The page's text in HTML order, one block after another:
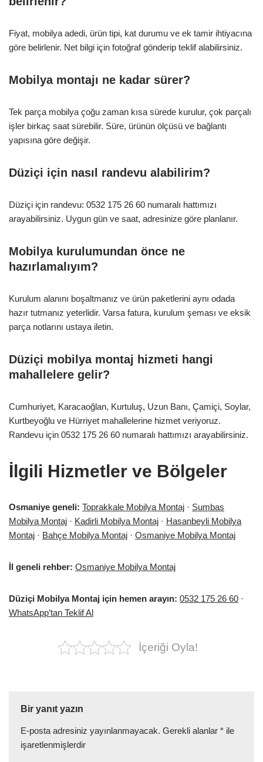
Fiyat, mobilya adedi, ürün tipi, kat durumu ve ek tamir ihtiyacına
göre belirlenir. Net bilgi için fotoğraf gönderip teklif alabilirsiniz.
Mobilya montajı ne kadar sürer?
Tek parça mobilya çoğu zaman kısa sürede kurulur, çok parçalı
işler birkaç saat sürebilir. Süre, ürünün ölçüsü ve bağlantı
yapısına göre değişir.
Düziçi için nasıl randevu alabilirim?
Düziçi için randevu: 0532 175 26 60 numaralı hattımızı
arayabilirsiniz. Uygun gün ve saat, adresinize göre planlanır.
Mobilya kurulumundan önce ne
hazırlamalıyım?
Kurulum alanını boşaltmanız ve ürün paketlerini aynı odada
hazır tutmanız yeterlidir. Varsa fatura, kurulum şeması ve eksik
parça notlarını ustaya iletin.
Düziçi mobilya montaj hizmeti hangi
mahallelere gelir?
Cumhuriyet, Karacaoğlan, Kurtuluş, Uzun Banı, Çamiçi, Soylar,
Kurtbeyoğlu ve Hürriyet mahallelerine hizmet veriyoruz.
Randevu için 0532 175 26 60 numaralı hattımızı arayabilirsiniz.
İlgili Hizmetler ve Bölgeler
Osmaniye geneli: Toprakkale Mobilya Montaj · Sumbas
Mobilya Montaj · Kadirli Mobilya Montaj · Hasanbeyli Mobilya
Montaj · Bahçe Mobilya Montaj · Osmaniye Mobilya Montaj
İl geneli rehber: Osmaniye Mobilya Montaj
Düziçi Mobilya Montaj için hemen arayın: 0532 175 26 60 ·
WhatsApp’tan Teklif Al
İçeriği Oyla!
Bir yanıt yazın
E-posta adresiniz yayınlanmayacak. Gerekli alanlar * ile
işaretlenmişlerdir